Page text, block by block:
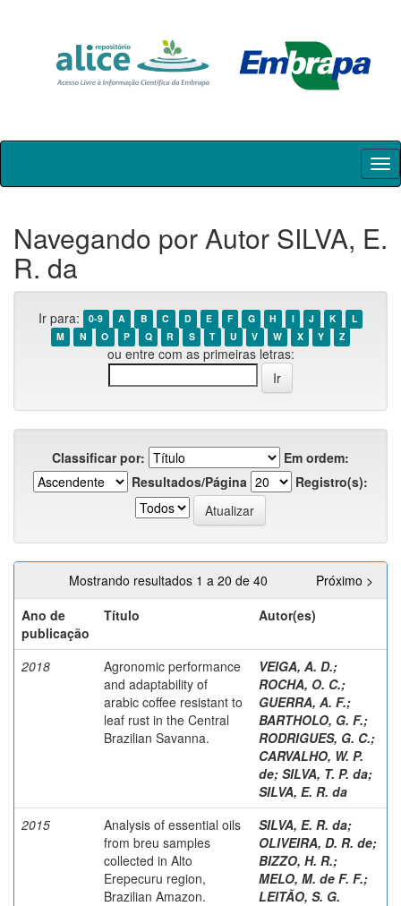
Skip
Navegando por Autor SILVA, E.
R. da
Ir para: 0-9 A B C D E F G H I J K
L
M
N O P Q R S T U V W X Y Z
ou entre com as primeiras letras:
Classificar por:
Em ordem:
Resultados/Página
Registro(s):
Mostrando resultados 1 a 20 de 40
Próximo >
Ano de
publicação
Título Autor(es)
2018
Agronomic performance
and adaptability of
arabic coffee resistant to
leaf rust in the Central
Brazilian Savanna.
VEIGA, A. D.;
ROCHA, O. C.;
GUERRA, A. F.;
BARTHOLO, G. F.;
RODRIGUES, G. C.;
CARVALHO, W. P.
de; SILVA, T. P. da;
SILVA, E. R. da
2015
Analysis of essential oils
from breu samples
collected in Alto
Erepecuru region,
Brazilian Amazon.
SILVA, E. R. da;
OLIVEIRA, D. R. de;
BIZZO, H. R.;
MELO, M. de F. F.;
LEITÃO, S. G.